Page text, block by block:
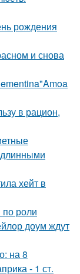
рождения
и снова
в рацион,
хейт в
по роли
доум ждут
на 8
- 1 ст.